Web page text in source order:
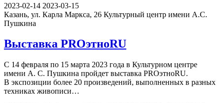
2023-02-14 2023-03-15
Казань, ул. Карла Маркса, 26 Культурный центр имени А.С.
Пушкина
Выставка PROэтноRU
С 14 февраля по 15 марта 2023 года в Культурном центре
имени А. С. Пушкина пройдет выставка PROэтноRU.
В экспозиции более 20 произведений, выполненных в разных
техниках живописи…